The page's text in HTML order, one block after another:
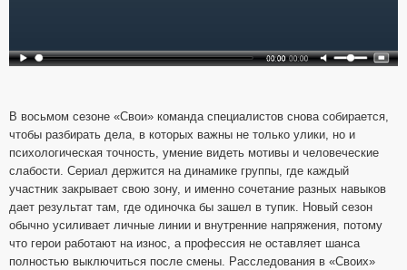
В восьмом сезоне «Свои» команда специалистов снова собирается,
чтобы разбирать дела, в которых важны не только улики, но и
психологическая точность, умение видеть мотивы и человеческие
слабости. Сериал держится на динамике группы, где каждый
участник закрывает свою зону, и именно сочетание разных навыков
дает результат там, где одиночка бы зашел в тупик. Новый сезон
обычно усиливает личные линии и внутренние напряжения, потому
что герои работают на износ, а профессия не оставляет шанса
полностью выключиться после смены. Расследования в «Своих»